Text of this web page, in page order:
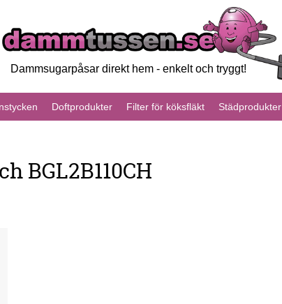
Dammsugarpåsar direkt hem - enkelt och tryggt!
Doftprodukter Filter för köksfläkt Städprodukter
BGL2B110CH